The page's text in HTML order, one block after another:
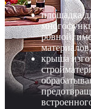
площадка
ровной,
крыша